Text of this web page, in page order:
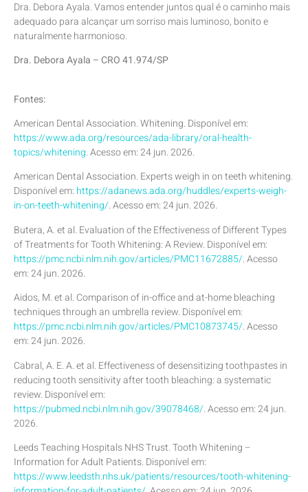
Dra. Debora Ayala. Vamos entender juntos qual é o caminho mais
adequado para alcançar um sorriso mais luminoso, bonito e
naturalmente harmonioso.
Dra. Debora Ayala – CRO 41.974/SP
Fontes:
American Dental Association. Whitening. Disponível em:
https://www.ada.org/resources/ada-library/oral-health-
topics/whitening. Acesso em: 24 jun. 2026.
American Dental Association. Experts weigh in on teeth whitening.
Disponível em: https://adanews.ada.org/huddles/experts-weigh-
in-on-teeth-whitening/. Acesso em: 24 jun. 2026.
Butera, A. et al. Evaluation of the Effectiveness of Different Types
of Treatments for Tooth Whitening: A Review. Disponível em:
https://pmc.ncbi.nlm.nih.gov/articles/PMC11672885/. Acesso
em: 24 jun. 2026.
Aidos, M. et al. Comparison of in-office and at-home bleaching
techniques through an umbrella review. Disponível em:
https://pmc.ncbi.nlm.nih.gov/articles/PMC10873745/. Acesso
em: 24 jun. 2026.
Cabral, A. E. A. et al. Effectiveness of desensitizing toothpastes in
reducing tooth sensitivity after tooth bleaching: a systematic
review. Disponível em:
https://pubmed.ncbi.nlm.nih.gov/39078468/. Acesso em: 24 jun.
2026.
Leeds Teaching Hospitals NHS Trust. Tooth Whitening –
Information for Adult Patients. Disponível em:
https://www.leedsth.nhs.uk/patients/resources/tooth-whitening-